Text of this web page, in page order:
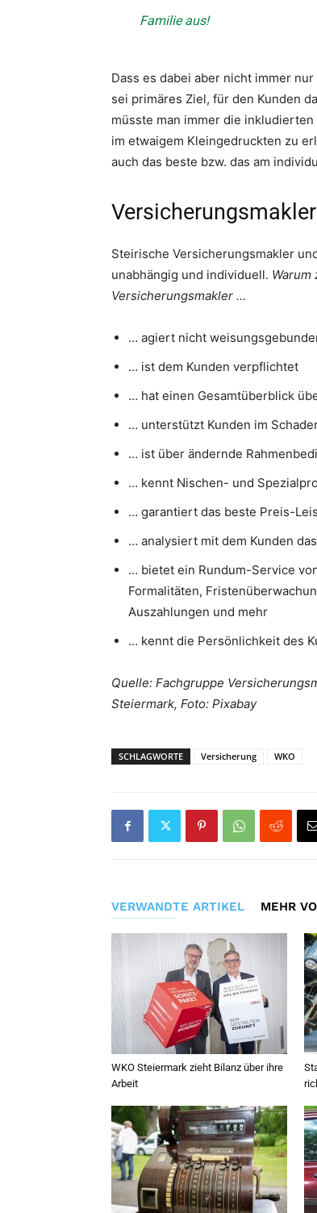
Familie aus!
Dass es dabei aber nicht immer
sei primäres Ziel, für den Kunden
müsste man immer die
im etwaigem Kleingedruckten zu
auch das beste bzw. das am
Steirische Versicherungsmakler
unabhängig und individuell. Warum
Versicherungsmakler …
… agiert nicht
… ist dem Kunden verpflichtet
… hat einen Gesamtüberblick
… unterstützt Kunden im
… ist über ändernde
… kennt Nischen- und
… garantiert das beste Preis-
… analysiert mit dem Kunden
… bietet ein Rundum-Service
Formalitäten,
Auszahlungen und mehr
… kennt die Persönlichkeit des
Quelle: Fachgruppe
Steiermark, Foto: Pixabay
SCHLAGWORTE Versicherung WKO
VERWANDTE ARTIKEL MEHR
WKO Steiermark zieht Bilanz über ihre
Arbeit